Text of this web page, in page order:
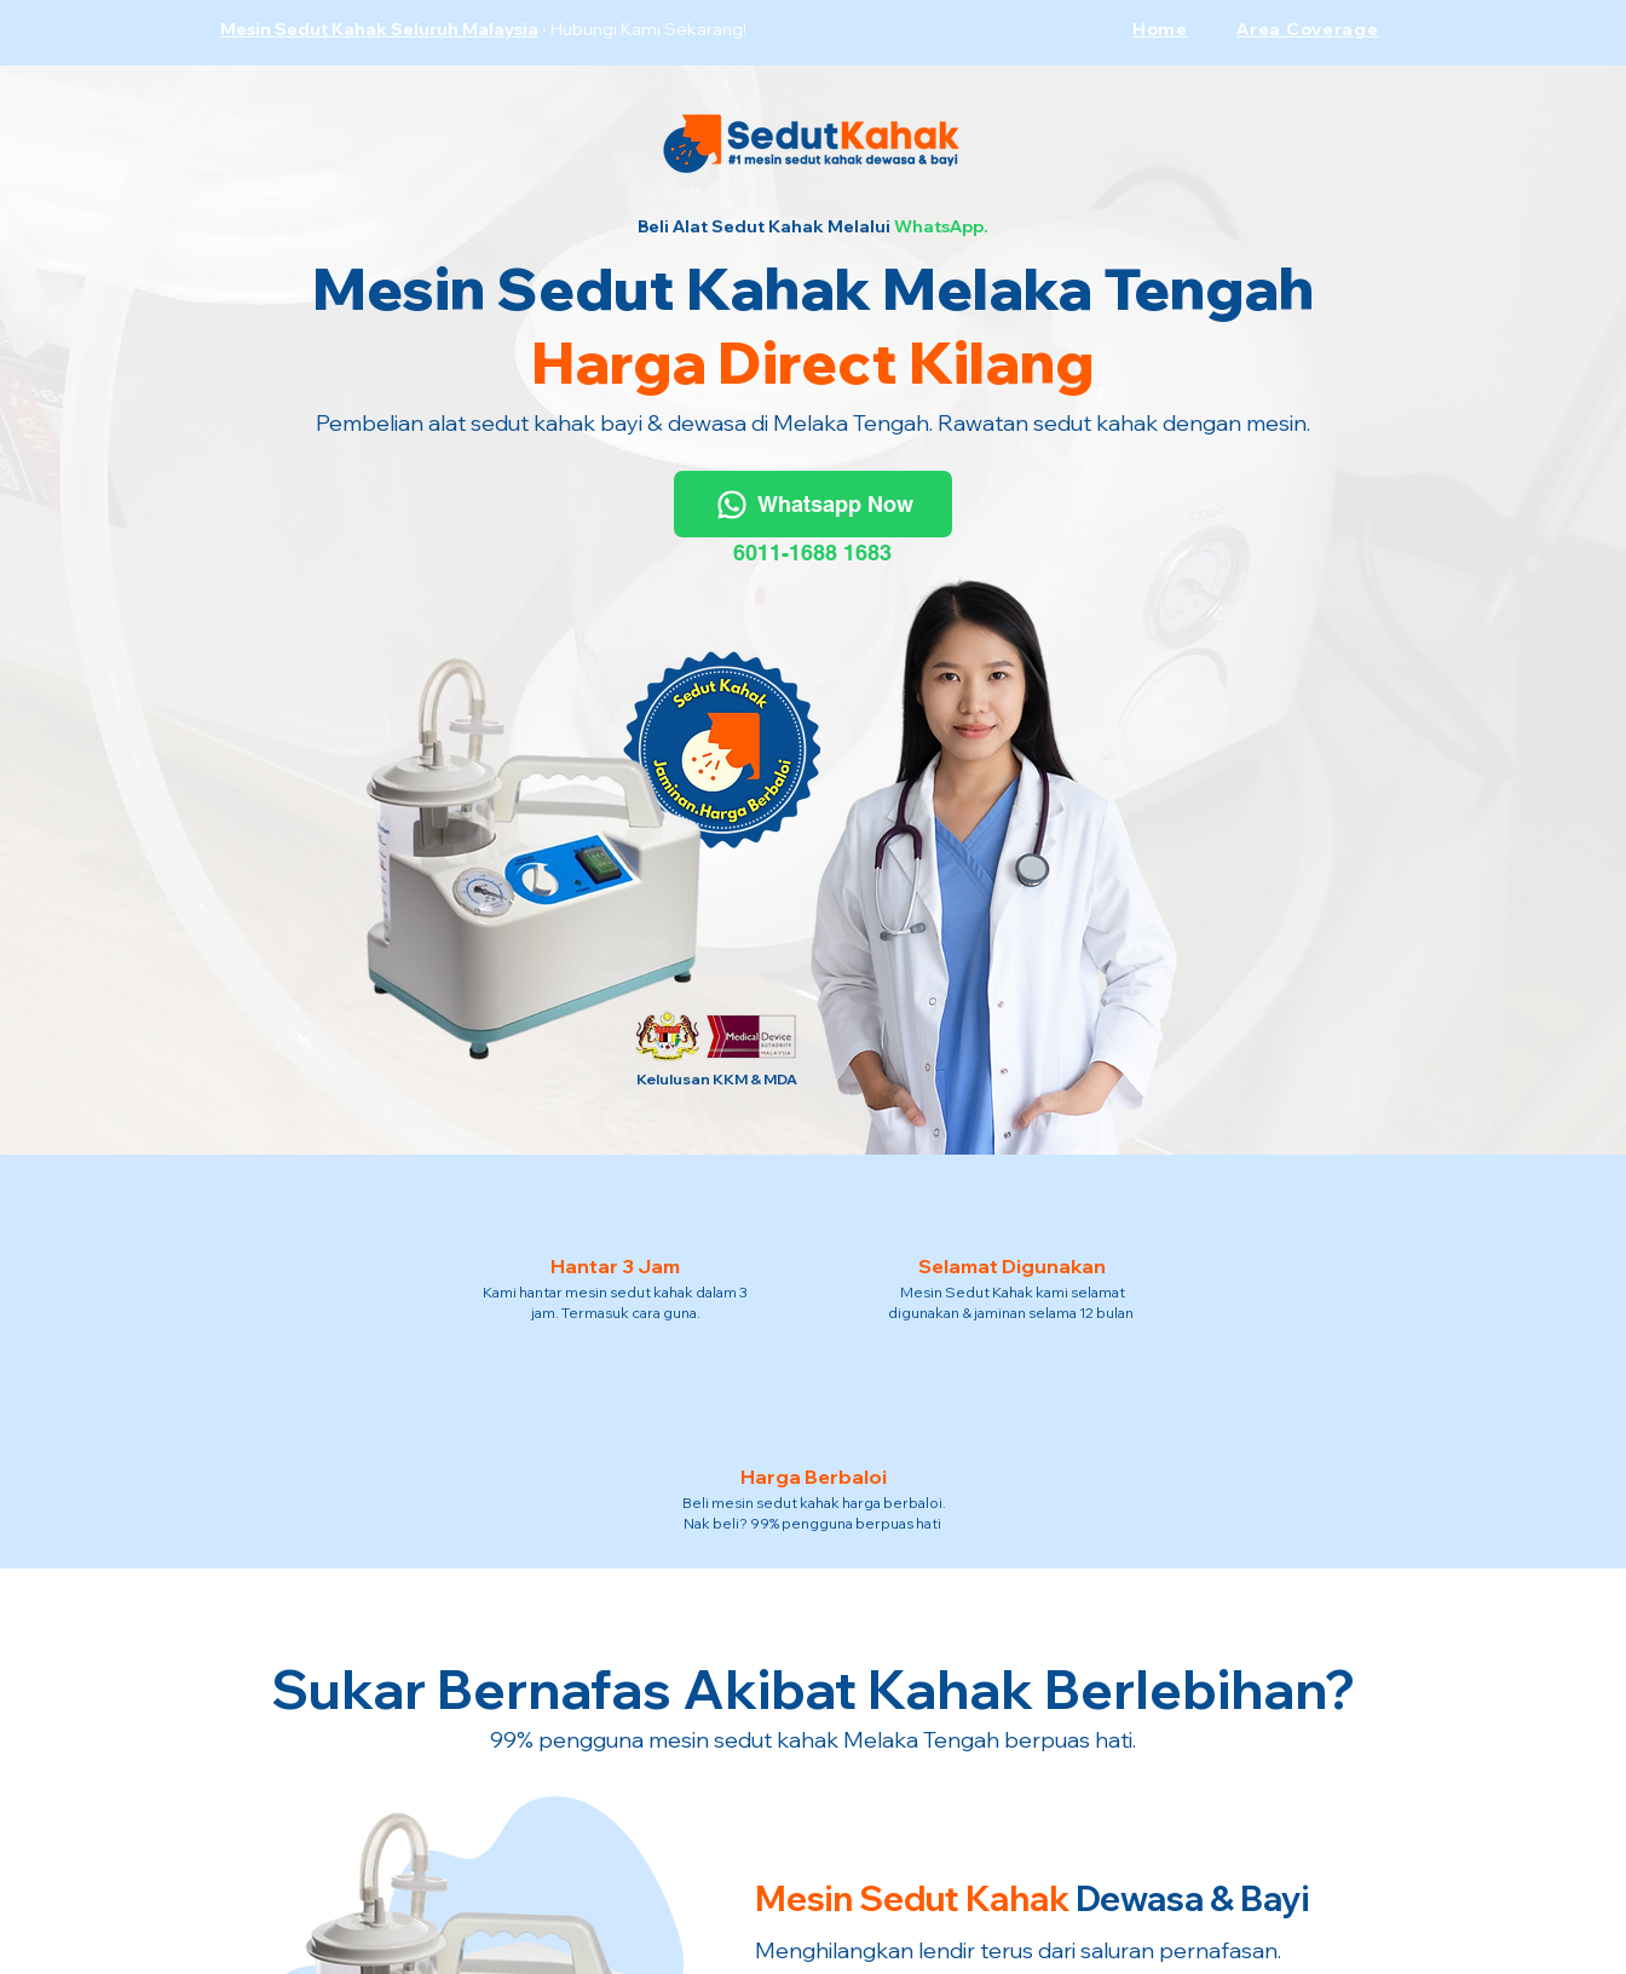
Mesin Sedut Kahak Seluruh Malaysia · Hubungi Kami Sekarang! Home Area Coverage
Beli Alat Sedut Kahak Melalui WhatsApp.
Mesin Sedut Kahak Melaka Tengah
Harga Direct Kilang
Pembelian alat sedut kahak bayi & dewasa di Melaka Tengah. Rawatan sedut kahak dengan mesin.
Whatsapp Now
6011-1688 1683
Kelulusan KKM & MDA
Hantar 3 Jam
Kami hantar mesin sedut kahak dalam 3
jam. Termasuk cara guna.
Selamat Digunakan
Mesin Sedut Kahak kami selamat
digunakan & jaminan selama 12 bulan
Harga Berbaloi
Beli mesin sedut kahak harga berbaloi.
Nak beli? 99% pengguna berpuas hati
Sukar Bernafas Akibat Kahak Berlebihan?
99% pengguna mesin sedut kahak Melaka Tengah berpuas hati.
Mesin Sedut Kahak Dewasa & Bayi
Menghilangkan lendir terus dari saluran pernafasan.